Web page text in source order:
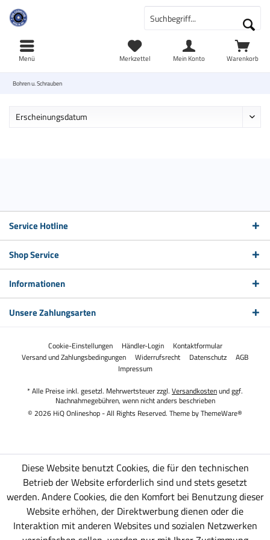
Warenkorb
Merkzettel Mein Konto
Menü
Bohren u. Schrauben
Service Hotline
Shop Service
Informationen
Unsere Zahlungsarten
Cookie-Einstellungen Händler-Login
Kontaktformular
Versand und Zahlungsbedingungen
Widerrufsrecht Datenschutz
AGB
Impressum
* Alle Preise inkl. gesetzl. Mehrwertsteuer zzgl. Versandkostenund ggf.
Nachnahmegebühren, wenn nicht anders beschrieben
© 2026 HiQ Onlineshop - All Rights Reserved. Theme byThemeWare®
Diese Website benutzt Cookies, die für den technischen
Betrieb der Website erforderlich sind und stets gesetzt
werden. Andere Cookies, die den Komfort bei Benutzung dieser
Website erhöhen, der Direktwerbung dienen oder die
Interaktion mit anderen Websites und sozialen Netzwerken